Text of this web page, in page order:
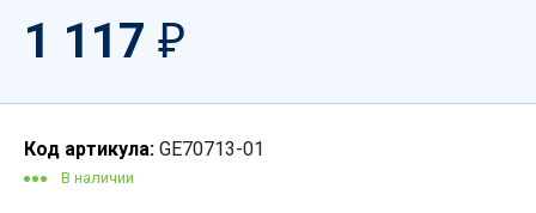
1 117 ₽
Код артикула: GE70713-01
В наличии